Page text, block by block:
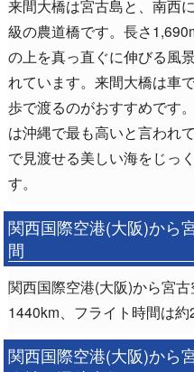
来間大橋は宮古島と、南西
級の農道橋です。長さ
の上を真っ直ぐに伸びる風
れています。来間大橋は車
歩で渡るのがおすすめです
は沖縄で最も高いと言われ
で見渡せる美しい海をじっ
す。
関西国際空港(大阪)から
間
関西国際空港(大阪)から宮
1440km、フライト時間は約
関西国際空港(大阪)から